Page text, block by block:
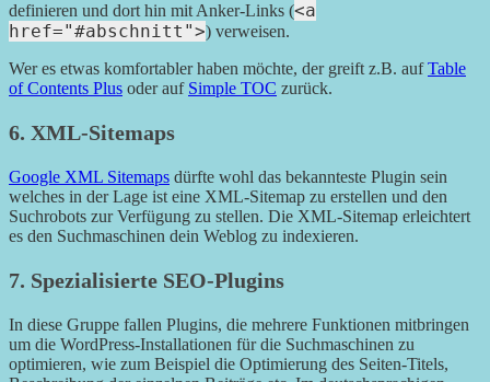
definieren und dort hin mit Anker-Links (<a
href="#abschnitt">) verweisen.
Wer es etwas komfortabler haben möchte, der greift z.B. aufTable
of Contents Plus oder auf Simple TOC zurück.
6. XML-Sitemaps
Google XML Sitemaps dürfte wohl das bekannteste Plugin sein
welches in der Lage ist eine XML-Sitemap zu erstellen und den
Suchrobots zur Verfügung zu stellen. Die XML-Sitemap erleichtert
es den Suchmaschinen dein Weblog zu indexieren.
7. Spezialisierte SEO-Plugins
In diese Gruppe fallen Plugins, die mehrere Funktionen mitbringen
um die WordPress-Installationen für die Suchmaschinen zu
optimieren, wie zum Beispiel die Optimierung des Seiten-Titels,